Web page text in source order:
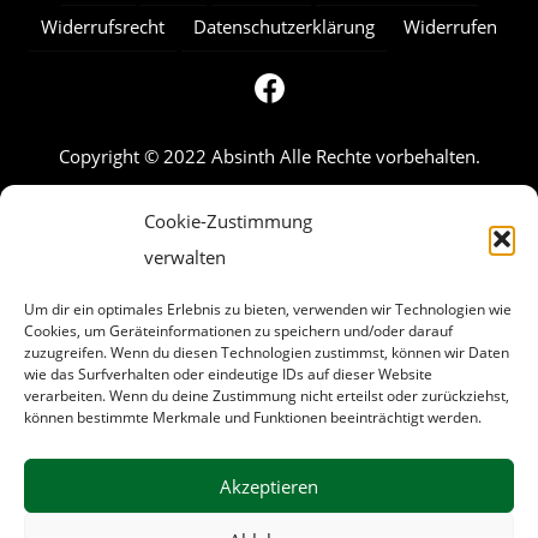
Cookie-Zustimmung
verwalten
Um dir ein optimales Erlebnis zu bieten, verwenden wir Technologien wie
Cookies, um Geräteinformationen zu speichern und/oder darauf
zuzugreifen. Wenn du diesen Technologien zustimmst, können wir Daten
wie das Surfverhalten oder eindeutige IDs auf dieser Website
verarbeiten. Wenn du deine Zustimmung nicht erteilst oder zurückziehst,
können bestimmte Merkmale und Funktionen beeinträchtigt werden.
Akzeptieren
Widerrufsrecht Datenschutzerklärung Widerrufen
Copyright © 2022 Absinth Alle Rechte vorbehalten.